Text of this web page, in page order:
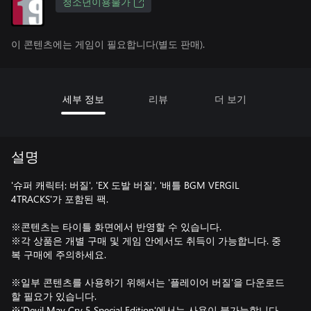
청소년이용불가
이 콘텐츠에는 게임이 필요합니다(별도 판매).
세부 정보 리뷰 더 보기
설명
'슈퍼 캐릭터: 버질', 'EX 도발 버질', '배틀 BGM VERGIL
4TRACKS'가 포함된 팩.
※콘텐츠는 타이틀 화면에서 반영할 수 있습니다.
※각 상품은 개별 구매 및 게임 안에서도 취득이 가능합니다. 중
복 구매에 주의하세요.
※일부 콘텐츠를 사용하기 위해서는 '플레이어 버질'을 다운로드
할 필요가 있습니다.